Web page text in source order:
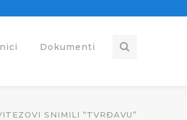
Dokumenti
SNIMILI “TVRĐAVU”